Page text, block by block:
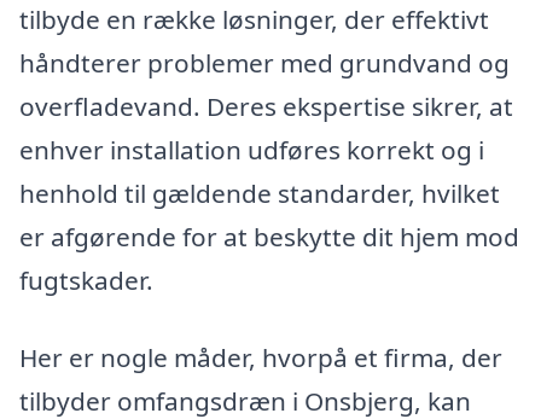
tilbyde en række løsninger, der effektivt
håndterer problemer med grundvand og
overfladevand. Deres ekspertise sikrer, at
enhver installation udføres korrekt og i
henhold til gældende standarder, hvilket
er afgørende for at beskytte dit hjem mod
fugtskader.
Her er nogle måder, hvorpå et firma, der
tilbyder omfangsdræn i Onsbjerg, kan